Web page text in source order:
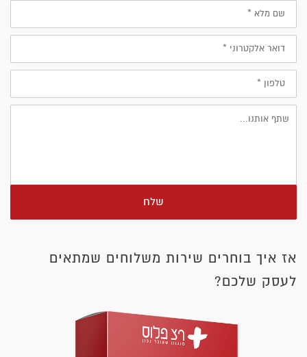
שם
מלא
דוא״ל
טלפון
שלח
אז איך בוחרים שירות משלוחים שמתאים
לעסק שלכם?